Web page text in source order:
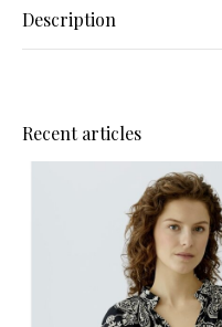
Description
Recent articles